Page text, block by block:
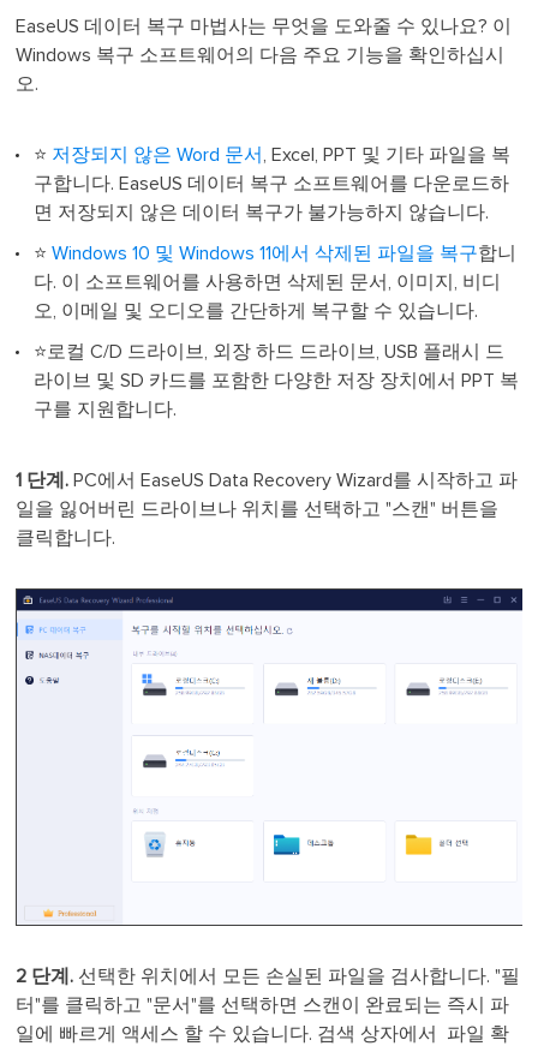
EaseUS 데이터 복구 마법사는 무엇을 도와줄 수 있나요? 이
Windows 복구 소프트웨어의 다음 주요 기능을 확인하십시
오.
⭐ 저장되지 않은 Word 문서
, Excel, PPT 및 기타 파일을 복
구합니다. EaseUS 데이터 복구 소프트웨어를 다운로드하
면 저장되지 않은 데이터 복구가 불가능하지 않습니다.
⭐Windows 10 및 Windows 11에서 삭제된 파일을 복구합니
다. 이 소프트웨어를 사용하면 삭제된 문서, 이미지, 비디
오, 이메일 및 오디오를 간단하게 복구할 수 있습니다.
⭐로컬 C/D 드라이브, 외장 하드 드라이브, USB 플래시 드
라이브 및 SD 카드를 포함한 다양한 저장 장치에서 PPT 복
구를 지원합니다.
1 단계. PC에서 EaseUS Data Recovery Wizard를 시작하고 파
일을 잃어버린 드라이브나 위치를 선택하고 "스캔" 버튼을
클릭합니다.
2 단계. 선택한 위치에서 모든 손실된 파일을 검사합니다. "필
터"를 클릭하고 "문서"를 선택하면 스캔이 완료되는 즉시 파
일에 빠르게 액세스 할 수 있습니다. 검색 상자에서 파일 확